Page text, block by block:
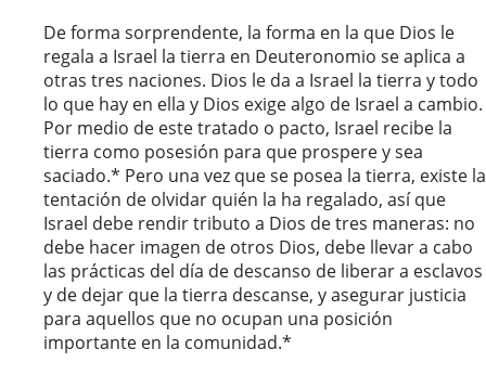
De forma sorprendente, la forma en la que Dios le
regala a Israel la tierra en Deuteronomio se aplica a
otras tres naciones. Dios le da a Israel la tierra y todo
lo que hay en ella y Dios exige algo de Israel a cambio.
Por medio de este tratado o pacto, Israel recibe la
tierra como posesión para que prospere y sea
saciado.* Pero una vez que se posea la tierra, existe la
tentación de olvidar quién la ha regalado, así que
Israel debe rendir tributo a Dios de tres maneras: no
debe hacer imagen de otros Dios, debe llevar a cabo
las prácticas del día de descanso de liberar a esclavos
y de dejar que la tierra descanse, y asegurar justicia
para aquellos que no ocupan una posición
importante en la comunidad.*